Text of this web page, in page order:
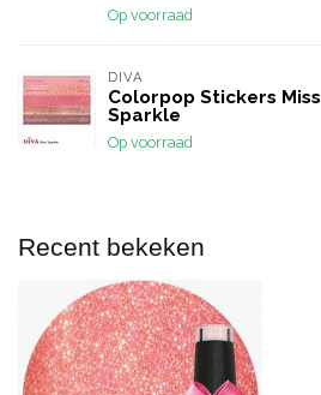
Op voorraad
DIVA
Colorpop Stickers Miss
Sparkle
Op voorraad
Recent bekeken